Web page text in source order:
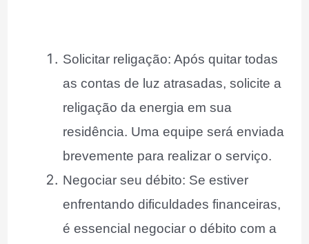
Solicitar religação: Após quitar todas
as contas de luz atrasadas, solicite a
religação da energia em sua
residência. Uma equipe será enviada
brevemente para realizar o serviço.
Negociar seu débito: Se estiver
enfrentando dificuldades financeiras,
é essencial negociar o débito com a